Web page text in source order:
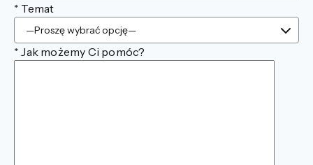
* Temat
* Jak możemy Ci pomóc?